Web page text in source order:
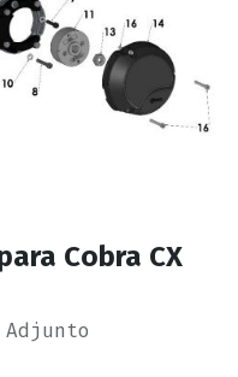
Cobra CX